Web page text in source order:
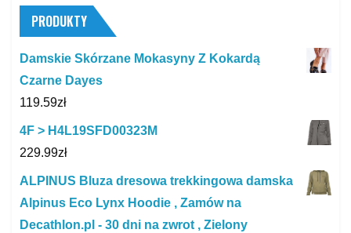
PRODUKTY
Damskie Skórzane Mokasyny Z Kokardą
Czarne Dayes
119.59zł
4F > H4L19SFD00323M
229.99zł
ALPINUS Bluza dresowa trekkingowa damska
Alpinus Eco Lynx Hoodie , Zamów na
Decathlon.pl - 30 dni na zwrot , Zielony